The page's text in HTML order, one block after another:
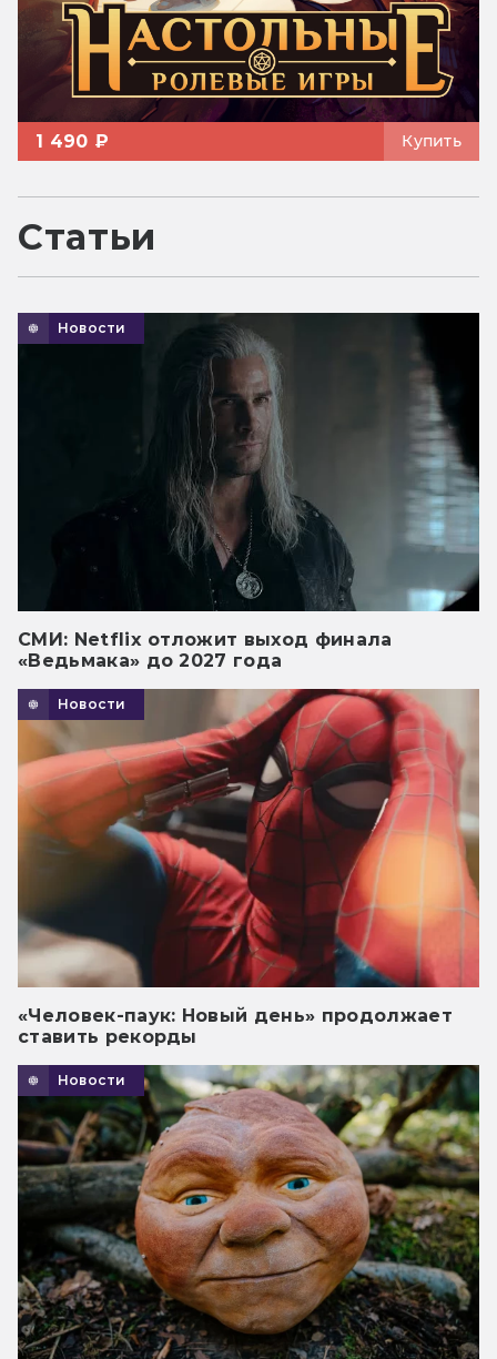
1 490 ₽ Купить
Статьи
Новости
СМИ: Netflix отложит выход финала
«Ведьмака» до 2027 года
Новости
«Человек-паук: Новый день» продолжает
ставить рекорды
Новости